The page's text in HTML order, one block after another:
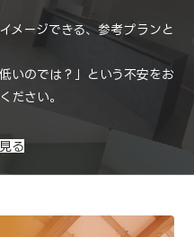
メージできる、参考プランと
いのでは？」という不安をお
ださい。
る